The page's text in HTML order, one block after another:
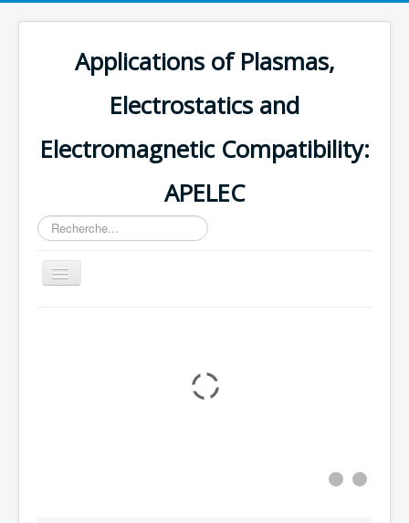
Applications of Plasmas,
Electrostatics and
Electromagnetic Compatibility:
APELEC
Rechercher
Basculer
la